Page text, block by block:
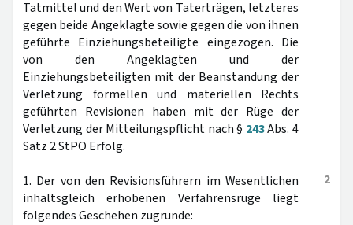
Tatmittel und den Wert von Taterträgen, letzteres
gegen beide Angeklagte sowie gegen die von ihnen
geführte Einziehungsbeteiligte eingezogen. Die
von den Angeklagten und der
Einziehungsbeteiligten mit der Beanstandung der
Verletzung formellen und materiellen Rechts
geführten Revisionen haben mit der Rüge der
Verletzung der Mitteilungspflicht nach § 243Abs. 4
Satz 2 StPO Erfolg.
2
1. Der von den Revisionsführern im Wesentlichen
inhaltsgleich erhobenen Verfahrensrüge liegt
folgendes Geschehen zugrunde: